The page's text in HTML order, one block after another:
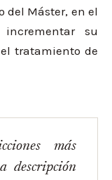
del Máster, en el
su
tratamiento de
más
descripción